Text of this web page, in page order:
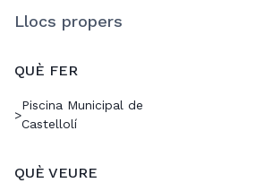
Llocs propers
QUÈ FER
>
Piscina Municipal de
Castellolí
QUÈ VEURE